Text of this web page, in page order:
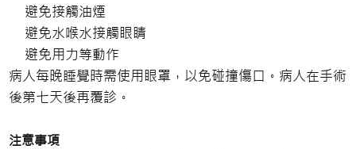
避免接觸油煙
避免水喉水接觸眼睛
避免用力等動作
病人每晚睡覺時需使用眼罩，以免碰撞傷口。病人在手術
後第七天後再覆診。
注意事項